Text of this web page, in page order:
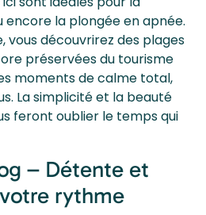
encore la plongée en apnée.
vous découvrirez des plages
préservées du tourisme
moments de calme total,
La simplicité et la beauté
feront oublier le temps qui
– Détente et
rythme